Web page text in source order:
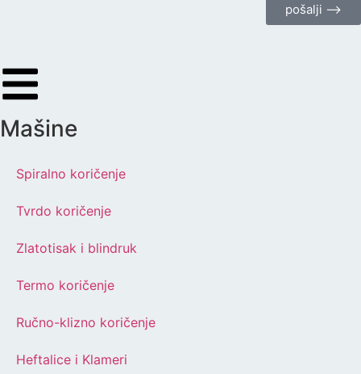
pošalji ⟶
Mašine
Spiralno koričenje
Tvrdo koričenje
Zlatotisak i blindruk
Termo koričenje
Ručno-klizno koričenje
Heftalice i Klameri